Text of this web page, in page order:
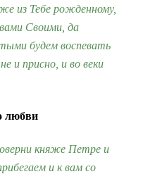
из Тебе рожденному,
Своими, да
будем воспевать
и присно, и во веки
любви
княже Петре и
и к вам со